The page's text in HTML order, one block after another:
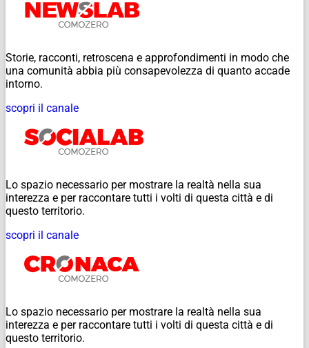
Storie, racconti, retroscena e approfondimenti in modo che
una comunità abbia più consapevolezza di quanto accade
intorno.
scopri il canale
Lo spazio necessario per mostrare la realtà nella sua
interezza e per raccontare tutti i volti di questa città e di
questo territorio.
scopri il canale
Lo spazio necessario per mostrare la realtà nella sua
interezza e per raccontare tutti i volti di questa città e di
questo territorio.